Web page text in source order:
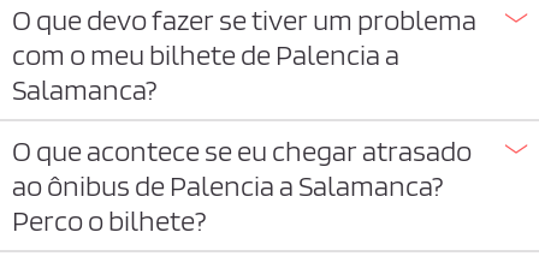
O que devo fazer se tiver um problema
com o meu bilhete de Palencia a
Salamanca?
O que acontece se eu chegar atrasado
ao ônibus de Palencia a Salamanca?
Perco o bilhete?